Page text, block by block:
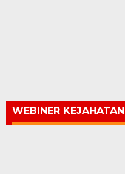
WEBINER